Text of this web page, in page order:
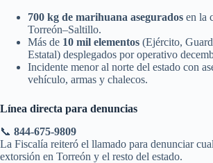
700 kg de marihuana asegurados en la
Torreón–Saltillo.
Más de 10 mil elementos (Ejército,
Estatal) desplegados por operativo
Incidente menor al norte del estado con
vehículo, armas y chalecos.
Línea directa para denuncias
📞 844-675-9809
La Fiscalía reiteró el llamado para denunciar
extorsión en Torreón y el resto del estado.